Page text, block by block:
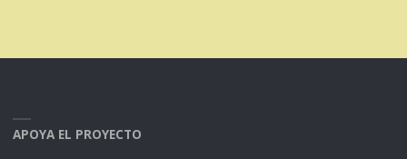
APOYA EL PROYECTO